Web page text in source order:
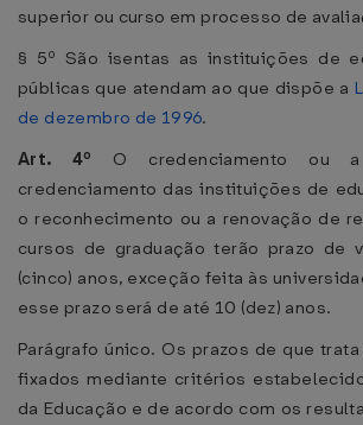
superior ou curso em processo de
§ 5º São isentas as instituições de
públicas que atendam ao que dispõe a
de dezembro de 1996.
Art.4º O credenciamento ou
credenciamento das instituições de
o reconhecimento ou a renovação de
cursos de graduação terão prazo de
(cinco) anos, exceção feita às
esse prazo será de até 10 (dez) anos.
Parágrafo único. Os prazos de que
fixados mediante critérios
da Educação e de acordo com os